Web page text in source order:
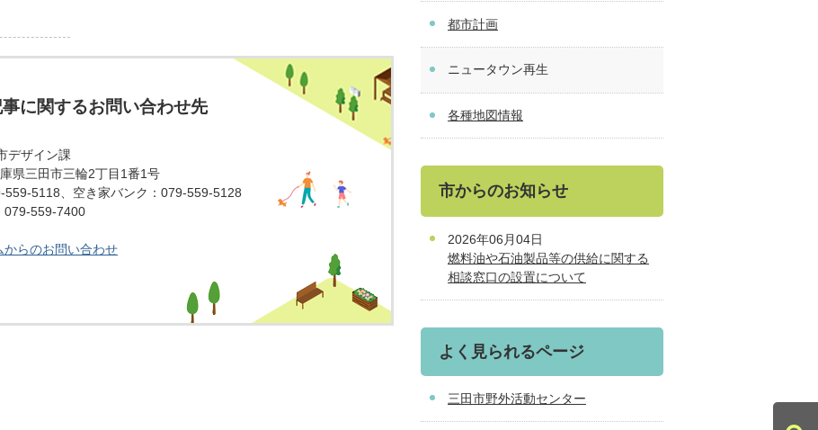
に関するお問い合わせ先
デザイン課
県三田市三輪2丁目1番1号
559-5118、空き家バンク：079-559-5128
079-559-7400
からのお問い合わせ
都市計画
ニュータウン再生
各種地図情報
市からのお知らせ
2026年06月04日
燃料油や石油製品等の供給に関する
相談窓口の設置について
よく見られるページ
三田市野外活動センター